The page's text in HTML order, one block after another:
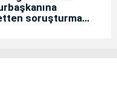
soruşturma